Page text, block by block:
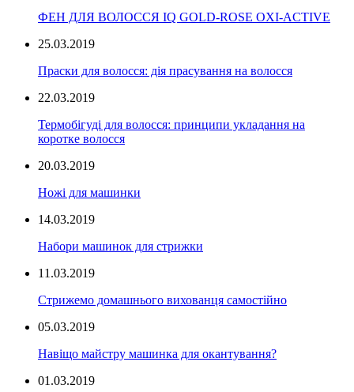
ФЕН ДЛЯ ВОЛОССЯ IQ GOLD-ROSE OXI-ACTIVE
25.03.2019
Праски для волосся: дія прасування на волосся
22.03.2019
Термобігуді для волосся: принципи укладання на
коротке волосся
20.03.2019
Ножі для машинки
14.03.2019
Набори машинок для стрижки
11.03.2019
Стрижемо домашнього вихованця самостійно
05.03.2019
Навіщо майстру машинка для окантування?
01.03.2019